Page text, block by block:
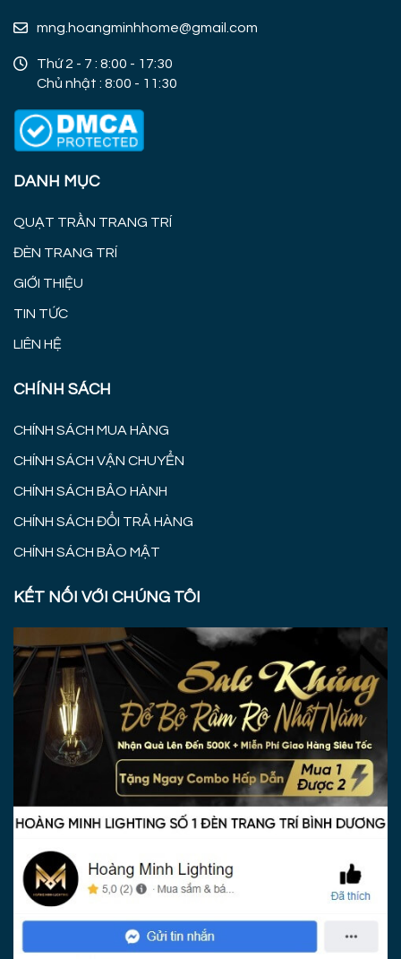
mng.hoangminhhome@gmail.com
Thứ 2 - 7 : 8:00 - 17:30
Chủ nhật : 8:00 - 11:30
DANH MỤC
QUẠT TRẦN TRANG TRÍ
ĐÈN TRANG TRÍ
GIỚI THIỆU
TIN TỨC
LIÊN HỆ
CHÍNH SÁCH
CHÍNH SÁCH MUA HÀNG
CHÍNH SÁCH VẬN CHUYỂN
CHÍNH SÁCH BẢO HÀNH
CHÍNH SÁCH ĐỔI TRẢ HÀNG
CHÍNH SÁCH BẢO MẬT
KẾT NỐI VỚI CHÚNG TÔI